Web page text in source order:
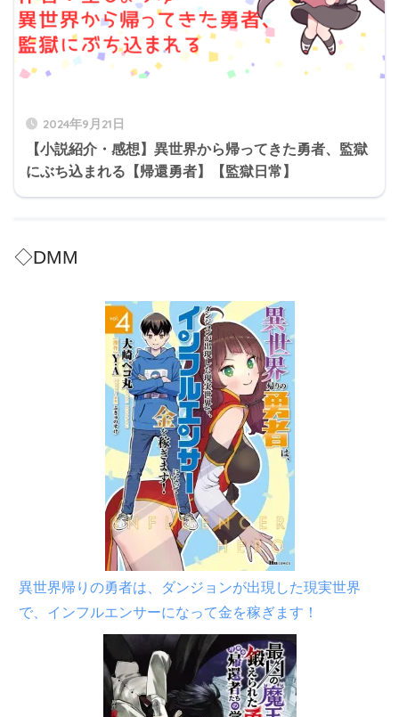
2024年9月21日
【小説紹介・感想】異世界から帰ってきた勇者、監獄
にぶち込まれる【帰還勇者】【監獄日常】
◇DMM
異世界帰りの勇者は、ダンジョンが出現した現実世界
で、インフルエンサーになって金を稼ぎます！